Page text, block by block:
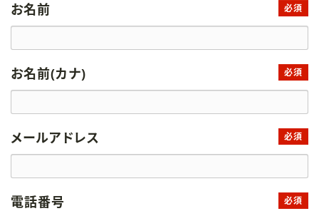
お名前 必須
お名前(カナ) 必須
メールアドレス 必須
電話番号 必須